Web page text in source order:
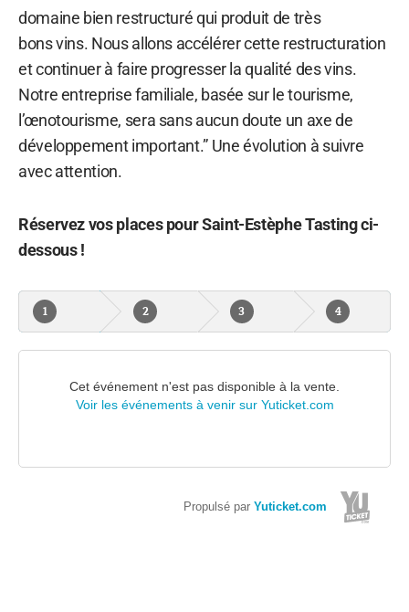
domaine bien restructuré qui produit de très
bons vins. Nous allons accélérer cette restructuration
et continuer à faire progresser la qualité des vins.
Notre entreprise familiale, basée sur le tourisme,
l’œnotourisme, sera sans aucun doute un axe de
développement important.” Une évolution à suivre
avec attention.
Réservez vos places pour Saint-Estèphe Tasting ci-
dessous !